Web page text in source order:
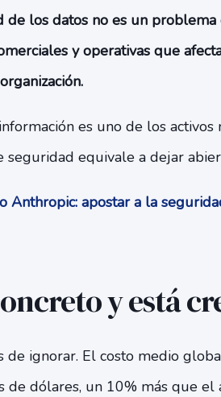
de los datos no es un
y operativas que
es uno de los activos
seguridad equivale a dejar
Anthropic: apostar a la
y está
de ignorar. El costo medio
de dólares, un 10% más que el